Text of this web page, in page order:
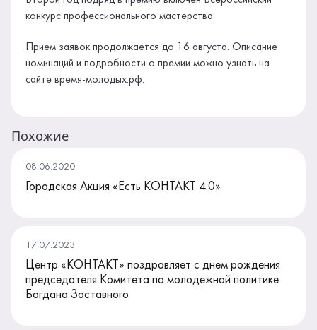
конкурс профессионального мастерства.
Прием заявок продолжается до 16 августа. Описание
номинаций и подробности о премии можно узнать на
сайте время-молодых.рф.
Похожие
08.06.2020
Городская Акция «Есть КОНТАКТ 4.0»
17.07.2023
Центр «КОНТАКТ» поздравляет с днем рождения
председателя Комитета по молодежной политике
Богдана Заставного